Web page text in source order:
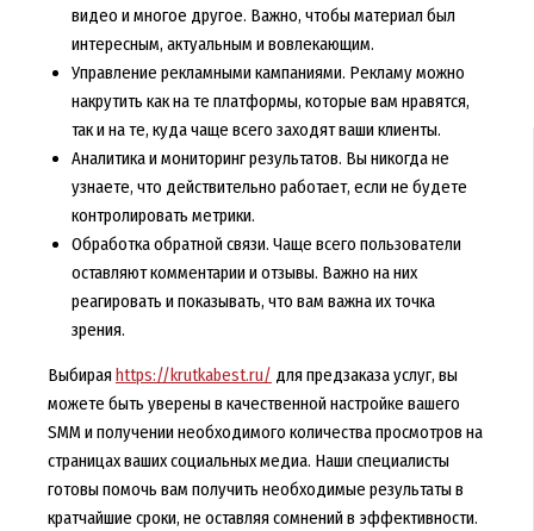
видео и многое другое. Важно, чтобы материал был
интересным, актуальным и вовлекающим.
Управление рекламными кампаниями. Рекламу можно
накрутить как на те платформы, которые вам нравятся,
так и на те, куда чаще всего заходят ваши клиенты.
Аналитика и мониторинг результатов. Вы никогда не
узнаете, что действительно работает, если не будете
контролировать метрики.
Обработка обратной связи. Чаще всего пользователи
оставляют комментарии и отзывы. Важно на них
реагировать и показывать, что вам важна их точка
зрения.
Выбираяhttps://krutkabest.ru/ для предзаказа услуг, вы
можете быть уверены в качественной настройке вашего
SMM и получении необходимого количества просмотров на
страницах ваших социальных медиа. Наши специалисты
готовы помочь вам получить необходимые результаты в
кратчайшие сроки, не оставляя сомнений в эффективности.